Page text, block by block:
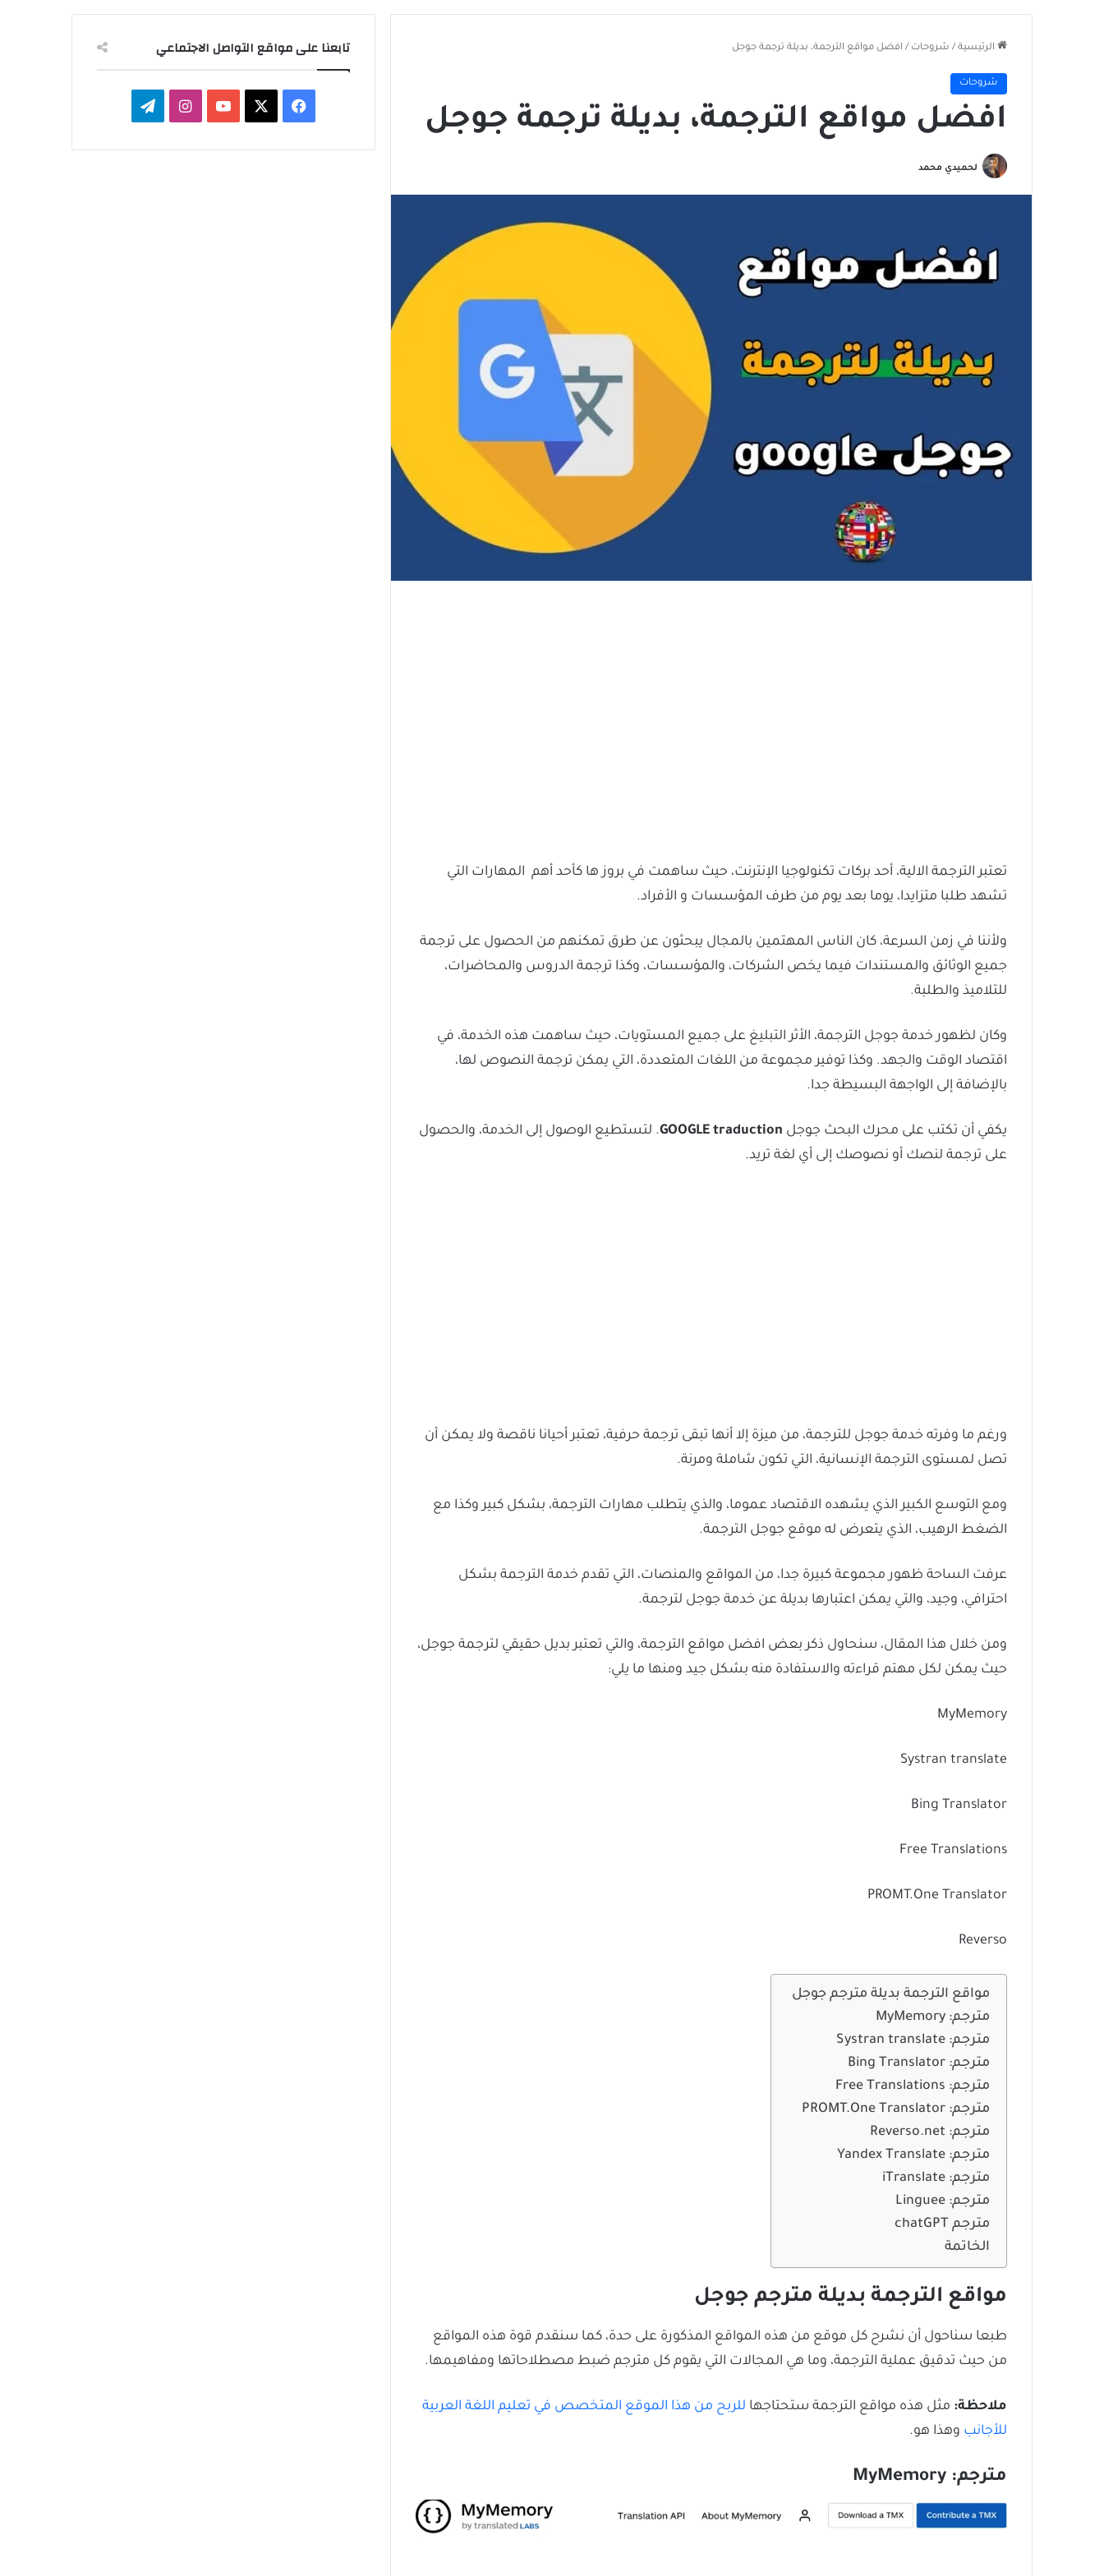
الرئيسية / شروحات / افضل مواقع الترجمة، بديلة ترجمة جوجل
شروحات
افضل مواقع الترجمة، بديلة ترجمة جوجل
لحميدي محمد
تعتبر الترجمة الالية، أحد بركات تكنولوجيا الإنترنت، حيث ساهمت في بروز ها كأحد أهم المهارات التي
تشهد طلبا متزايدا، يوما بعد يوم من طرف المؤسسات و الأفراد.
ولأننا في زمن السرعة، كان الناس المهتمين بالمجال يبحثون عن طرق تمكنهم من الحصول على ترجمة
جميع الوثائق والمستندات فيما يخص الشركات، والمؤسسات، وكذا ترجمة الدروس والمحاضرات،
للتلاميذ والطلبة.
وكان لظهور خدمة جوجل الترجمة، الأثر التبليغ على جميع المستويات، حيث ساهمت هذه الخدمة، في
اقتصاد الوقت والجهد. وكذا توفير مجموعة من اللغات المتعددة، التي يمكن ترجمة النصوص لها،
بالإضافة إلى الواجهة البسيطة جدا.
يكفي أن تكتب على محرك البحث جوجل GOOGLE traduction
. لتستطيع الوصول إلى الخدمة، والحصول
على ترجمة لنصك أو نصوصك إلى أي لغة تريد.
ورغم ما وفرته خدمة جوجل للترجمة، من ميزة إلا أنها تبقى ترجمة حرفية، تعتبر أحيانا ناقصة ولا يمكن أن
تصل لمستوى الترجمة الإنسانية، التي تكون شاملة ومرنة.
ومع التوسع الكبير الذي يشهده الاقتصاد عموما، والذي يتطلب مهارات الترجمة، بشكل كبير وكذا مع
الضغط الرهيب، الذي يتعرض له موقع جوجل الترجمة.
عرفت الساحة ظهور مجموعة كبيرة جدا، من المواقع والمنصات، التي تقدم خدمة الترجمة بشكل
احترافي، وجيد، والتي يمكن اعتبارها بديلة عن خدمة جوجل لترجمة.
ومن خلال هذا المقال، سنحاول ذكر بعض افضل مواقع الترجمة، والتي تعتبر بديل حقيقي لترجمة جوجل،
حيث يمكن لكل مهتم قراءته والاستفادة منه بشكل جيد ومنها ما يلي:
MyMemory
Systran translate
Bing Translator
Free Translations
PROMT.One Translator
Reverso
مواقع الترجمة بديلة مترجم جوجل
مترجم: MyMemory
مترجم: Systran translate
مترجم: Bing Translator
مترجم: Free Translations
مترجم: PROMT.One Translator
مترجم: Reverso.net
مترجم: Yandex Translate
مترجم: iTranslate
مترجم: Linguee
مترجم chatGPT
الخاتمة
مواقع الترجمة بديلة مترجم جوجل
طبعا سناحول أن نشرح كل موقع من هذه المواقع المذكورة على حدة، كما سنقدم قوة هذه المواقع
من حيث تدقيق عملية الترجمة، وما هي المجالات التي يقوم كل مترجم ضبط مصطلاحاتها ومفاهيمها.
ملاحظة: مثل هذه مواقع الترجمة ستحتاجها للربح من هذا الموقع المتخصص في تعليم اللغة العربية
للأجانب وهذا هو.
مترجم: MyMemory
تابعنا على مواقع التواصل الاجتماعي
فيسبوك ‫YouTubeانستقرامتيلقرام